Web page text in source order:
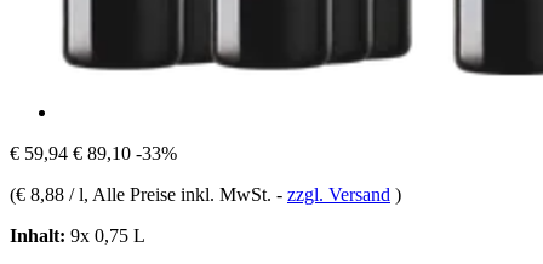
€ 59,94 € 89,10 -33%
(€ 8,88 / l, Alle Preise inkl. MwSt. - zzgl. Versand )
Inhalt: 9x 0,75 L